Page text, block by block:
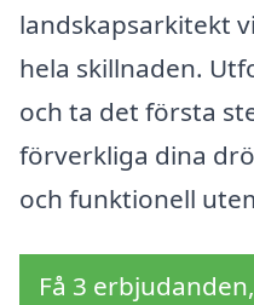
landskapsarkitekt
hela skillnaden.
och ta det första
förverkliga dina
och funktionell
Få 3